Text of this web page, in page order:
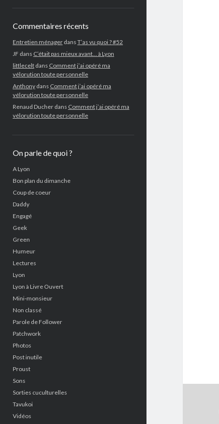
Commentaires récents
Entretien ménagerdans T’as vu quoi ? #52
JF dans C’était pas mieux avant… à Lyon
littleceltdans Comment j’ai opéré ma
vélorution toute personnelle
Anthonydans Comment j’ai opéré ma
vélorution toute personnelle
Renaud Ducherdans Comment j’ai opéré ma
vélorution toute personnelle
On parle de quoi ?
A Lyon
Bon plan du dimanche
Coup de coeur
Daddy
Engagé
Geek
Green
Humeur
Lectures
Lyon
Lyon à Livre Ouvert
Mini-monsieur
Non classé
Parole de Follower
Patchwork
Photos
Post inutile
Proust
Sons
Sorties cuculturelles
Tavukoi
Vidéos